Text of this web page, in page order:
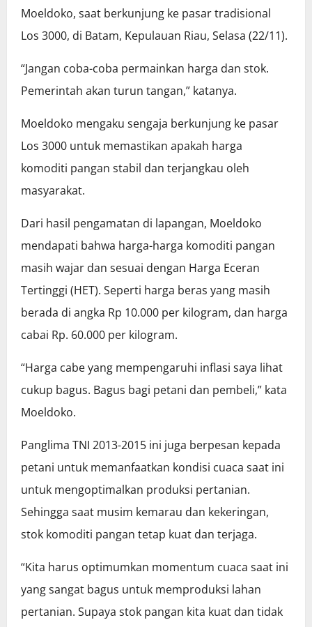
Moeldoko, saat berkunjung ke pasar tradisional
Los 3000, di Batam, Kepulauan Riau, Selasa (22/11).
“Jangan coba-coba permainkan harga dan stok.
Pemerintah akan turun tangan,” katanya.
Moeldoko mengaku sengaja berkunjung ke pasar
Los 3000 untuk memastikan apakah harga
komoditi pangan stabil dan terjangkau oleh
masyarakat.
Dari hasil pengamatan di lapangan, Moeldoko
mendapati bahwa harga-harga komoditi pangan
masih wajar dan sesuai dengan Harga Eceran
Tertinggi (HET). Seperti harga beras yang masih
berada di angka Rp 10.000 per kilogram, dan harga
cabai Rp. 60.000 per kilogram.
“Harga cabe yang mempengaruhi inflasi saya lihat
cukup bagus. Bagus bagi petani dan pembeli,” kata
Moeldoko.
Panglima TNI 2013-2015 ini juga berpesan kepada
petani untuk memanfaatkan kondisi cuaca saat ini
untuk mengoptimalkan produksi pertanian.
Sehingga saat musim kemarau dan kekeringan,
stok komoditi pangan tetap kuat dan terjaga.
“Kita harus optimumkan momentum cuaca saat ini
yang sangat bagus untuk memproduksi lahan
pertanian. Supaya stok pangan kita kuat dan tidak